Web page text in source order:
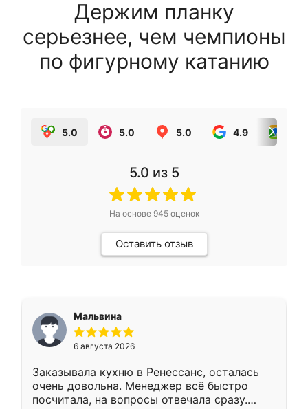
Держим планку
серьезнее, чем чемпионы
по фигурному катанию
5.0 5.0 5.0 4.9
5.0 из 5
На основе 945оценок
Оставить отзыв
Мальвина
6 августа 2026
Заказывала кухню в Ренессанс, осталась
очень довольна. Менеджер всё быстро
посчитала, на вопросы отвечала сразу.